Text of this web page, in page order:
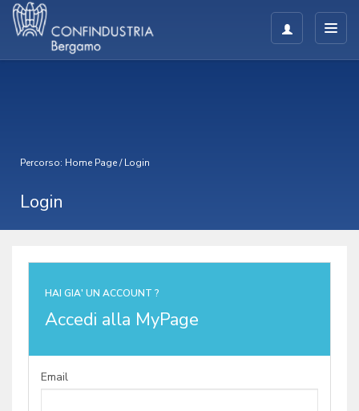
Percorso: Home Page/Login
Login
HAI GIA' UN ACCOUNT ?
Accedi alla MyPage
Email